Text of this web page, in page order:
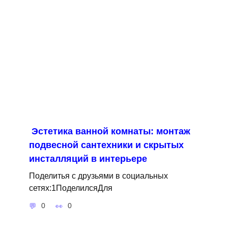
Эстетика ванной комнаты: монтаж
подвесной сантехники и скрытых
инсталляций в интерьере
Поделитья с друзьями в социальных
сетях:1ПоделилсяДля
0 0